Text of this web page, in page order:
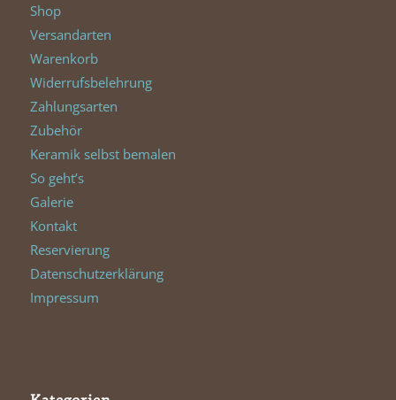
Shop
Versandarten
Warenkorb
Widerrufsbelehrung
Zahlungsarten
Zubehör
Keramik selbst bemalen
So geht’s
Galerie
Kontakt
Reservierung
Datenschutzerklärung
Impressum